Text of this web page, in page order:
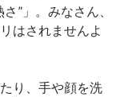
”」。みなさん、
はされませんよ
り、手や顔を洗